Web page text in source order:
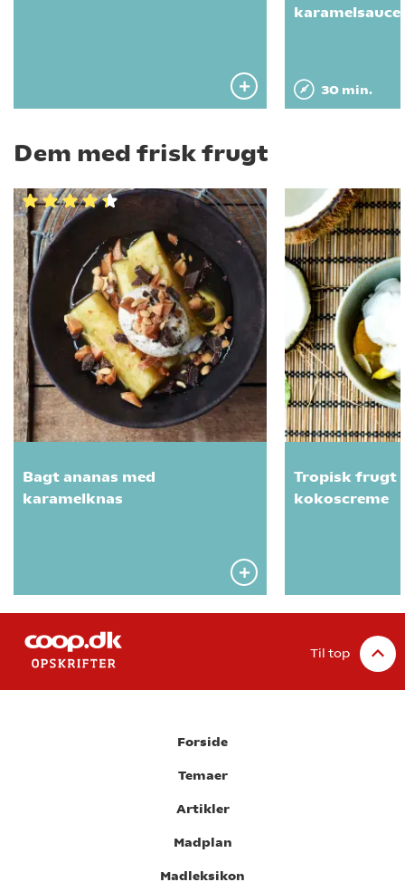
karamelsauce
30 min.
Dem med frisk frugt
Bagt ananas med
karamelknas
Tropisk frugt
kokoscreme
Til top
Forside
Temaer
Artikler
Madplan
Madleksikon